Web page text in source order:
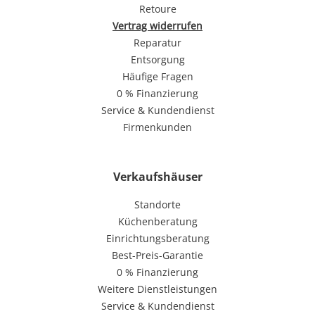
Retoure
Vertrag widerrufen
Reparatur
Entsorgung
Häufige Fragen
0 % Finanzierung
Service & Kundendienst
Firmenkunden
Verkaufshäuser
Standorte
Küchenberatung
Einrichtungsberatung
Best-Preis-Garantie
0 % Finanzierung
Weitere Dienstleistungen
Service & Kundendienst